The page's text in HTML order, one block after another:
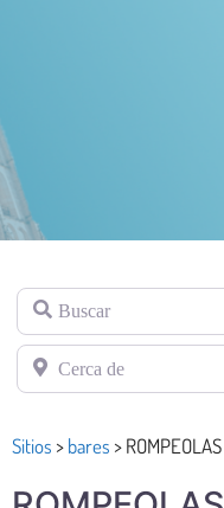
Buscar
Cerca de
Sitios >bares >ROMPEOLAS